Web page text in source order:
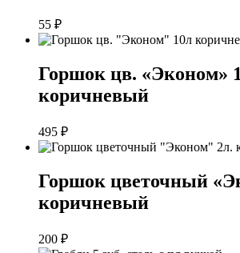
55 ₽
Горшок цв. «Эконом»
коричневый
495 ₽
Горшок цветочный
коричневый
200 ₽